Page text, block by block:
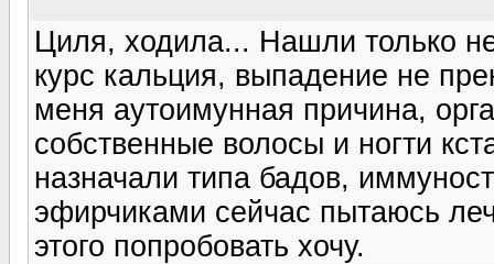
Циля, ходила... Нашли только
курс кальция, выпадение не
меня аутоимунная причина,
собственные волосы и ногти
назначали типа бадов,
эфирчиками сейчас пытаюсь
этого попробовать хочу.